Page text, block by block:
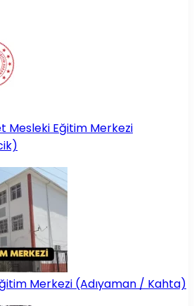
Mesleki Eğitim Merkezi
Merkezi (Adıyaman / Kahta)